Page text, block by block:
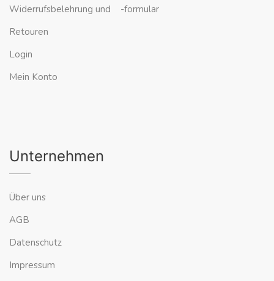
Widerrufsbelehrung und -formular
Retouren
Login
Mein Konto
Unternehmen
Über uns
AGB
Datenschutz
Impressum